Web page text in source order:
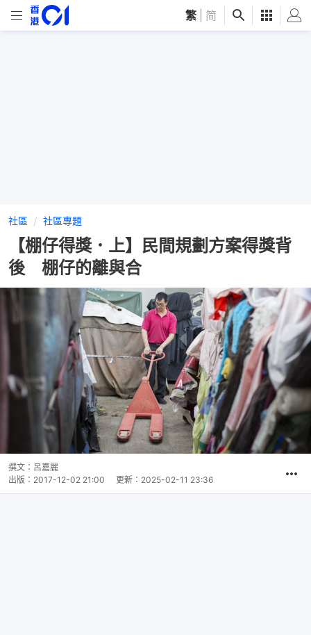
繁 简
社區 社區專題
【棚仔得獎．上】民間規劃方案得獎背
後 棚仔的離與合
撰文： 呂嘉麗
出版： 2017-12-02 21:00 更新： 2025-02-11 23:36